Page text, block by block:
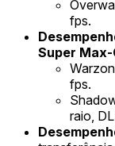
fps.
Super Max-
fps.
raio,